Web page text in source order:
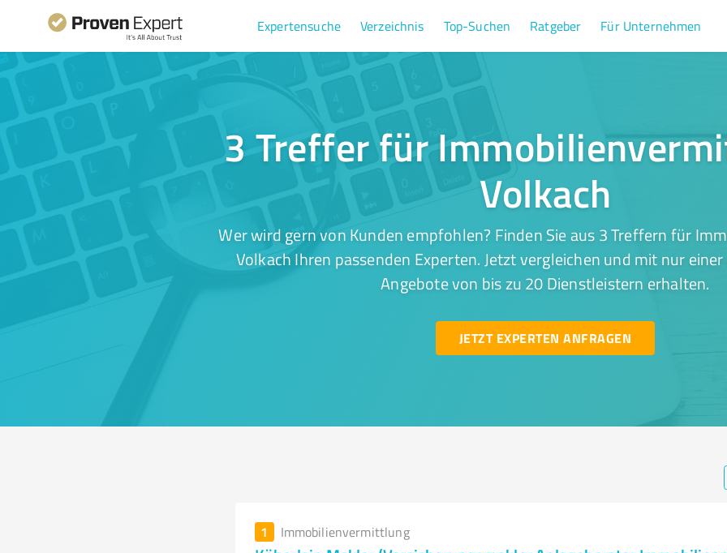
Expertensuche Verzeichnis Top-Suchen Ratgeber Für Unternehmen
3 Treffer für
Volkach
Wer wird gern von Kunden empfohlen? Finden Sie aus 3 Treffern für
Volkach Ihren passenden Experten. Jetzt vergleichen und mit nur
Angebote von bis zu 20 Dienstleistern erhalten.
JETZT EXPERTEN ANFRAGEN
1 Immobilienvermittlung